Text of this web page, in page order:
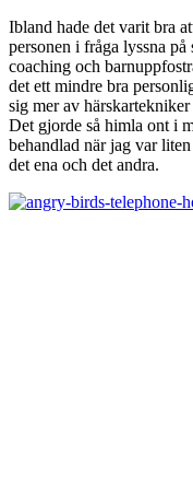
Ibland hade det varit bra
personen i fråga lyssna
coaching och
det ett mindre bra
sig mer av
Det gjorde så himla ont i
behandlad när jag var
det ena och det andra.